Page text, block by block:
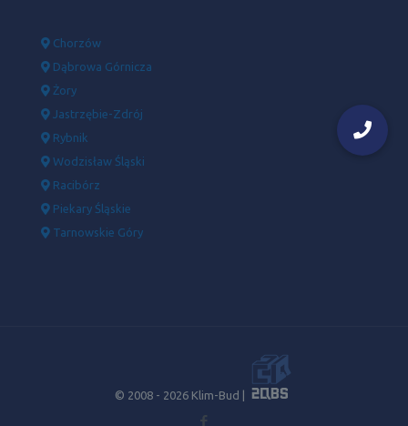
Chorzów
Dąbrowa Górnicza
Żory
Jastrzębie-Zdrój
Rybnik
Wodzisław Śląski
Racibórz
Piekary Śląskie
Tarnowskie Góry
© 2008 - 2026 Klim-Bud |